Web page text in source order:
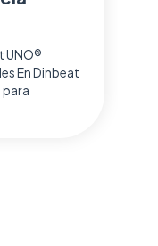
UNO®
En Dinbeat